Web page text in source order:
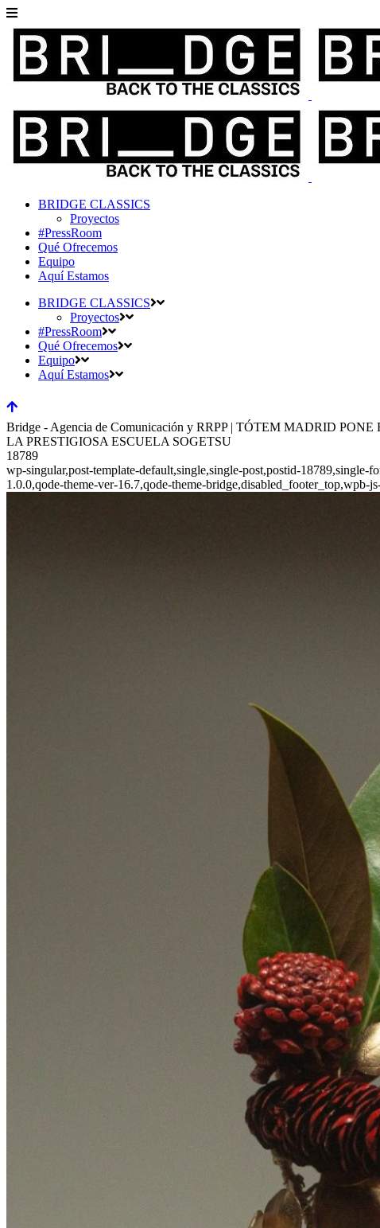
BRIDGE CLASSICS
Proyectos
#PressRoom
Qué Ofrecemos
Equipo
Aquí Estamos
BRIDGE CLASSICS
Proyectos
#PressRoom
Qué Ofrecemos
Equipo
Aquí Estamos
Bridge - Agencia de Comunicación y RRPP | TÓTEM MADRID
LA PRESTIGIOSA ESCUELA SOGETSU
18789
wp-singular,post-template-default,single,single-post,postid-
1.0.0,qode-theme-ver-16.7,qode-theme-bridge,disabled_footer_top,wpb-